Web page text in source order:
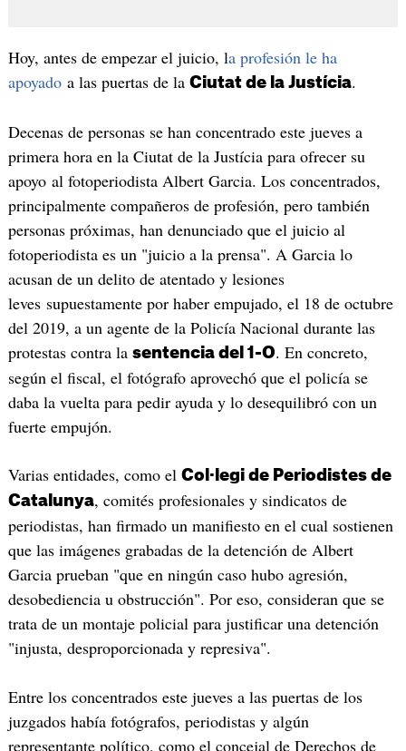
Hoy, antes de empezar el juicio, la profesión le ha
apoyadoa las puertas de la Ciutat de la Justícia.
Decenas de personas se han concentrado este jueves a
primera hora en la Ciutat de la Justícia para ofrecer su
apoyo al fotoperiodista Albert Garcia. Los concentrados,
principalmente compañeros de profesión, pero también
personas próximas, han denunciado que el juicio al
fotoperiodista es un "juicio a la prensa". A Garcia lo
acusan de un delito de atentado y lesiones
leves supuestamente por haber empujado, el 18 de octubre
del 2019, a un agente de la Policía Nacional durante las
protestas contra la sentencia del 1-O. En concreto,
según el fiscal, el fotógrafo aprovechó que el policía se
daba la vuelta para pedir ayuda y lo desequilibró con un
fuerte empujón.
Varias entidades, como el Col·legi de Periodistes de
Catalunya, comités profesionales y sindicatos de
periodistas, han firmado un manifiesto en el cual sostienen
que las imágenes grabadas de la detención de Albert
Garcia prueban "que en ningún caso hubo agresión,
desobediencia u obstrucción". Por eso, consideran que se
trata de un montaje policial para justificar una detención
"injusta, desproporcionada y represiva".
Entre los concentrados este jueves a las puertas de los
juzgados había fotógrafos, periodistas y algún
representante político, como el concejal de Derechos de